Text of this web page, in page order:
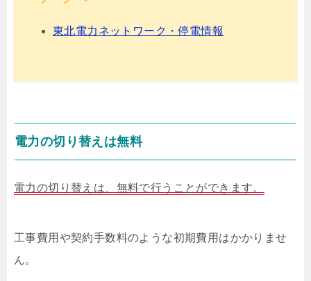
東北電力ネットワーク・停電情報
電力の切り替えは無料
電力の切り替えは、無料で行うことができます。
工事費用や契約手数料のような初期費用はかかりませ
ん。